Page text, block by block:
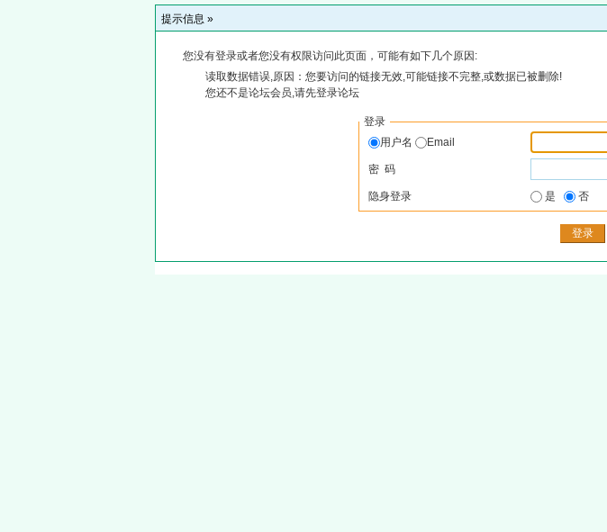
提示信息 »
您没有登录或者您没有权限访问此页面，可能有如下几个原因:
读取数据错误,原因：您要访问的链接无效,可能链接不完整,或数据已被删除!
您还不是论坛会员,请先登录论坛
登录
用户名
Email
密 码
隐身登录 是 否